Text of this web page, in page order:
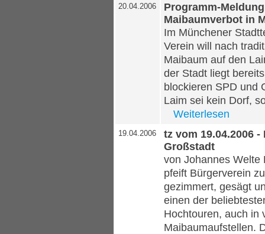
20.04.2006
Programm-
Maibaumverbot in
Im Münchener
Verein will nach
Maibaum auf den
der Stadt liegt
blockieren SPD und
Laim sei kein Dorf,
Weiterlesen
19.04.2006
tz vom 19.04.2006
Großstadt
von Johannes Welte
pfeift Bürgerverein
gezimmert, gesägt
einen der
Hochtouren, auch in
Maibaumaufstellen.